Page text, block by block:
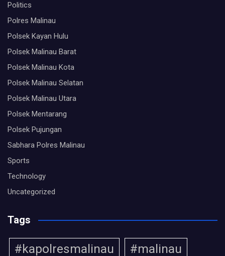
Politics
Polres Malinau
Polsek Kayan Hulu
Polsek Malinau Barat
Polsek Malinau Kota
Polsek Malinau Selatan
Polsek Malinau Utara
Polsek Mentarang
Polsek Pujungan
Sabhara Polres Malinau
Sports
Technology
Uncategorized
Tags
#kapolresmalinau
#malinau